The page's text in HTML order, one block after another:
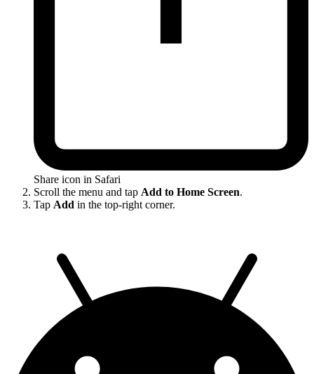
Share icon in Safari
Scroll the menu and tap Add to Home Screen.
Tap Add in the top-right corner.